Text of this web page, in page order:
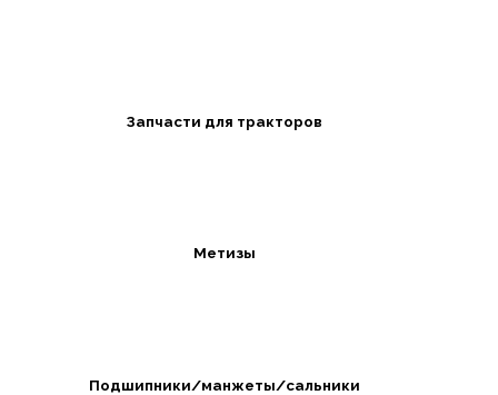
Запчасти для тракторов
Метизы
Подшипники/манжеты/сальники